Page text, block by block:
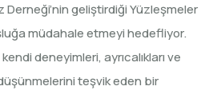
Derneği’nin geliştirdiği Yüzleşmeler
müdahale etmeyi hedefliyor.
deneyimleri, ayrıcalıkları ve
teşvik eden bir